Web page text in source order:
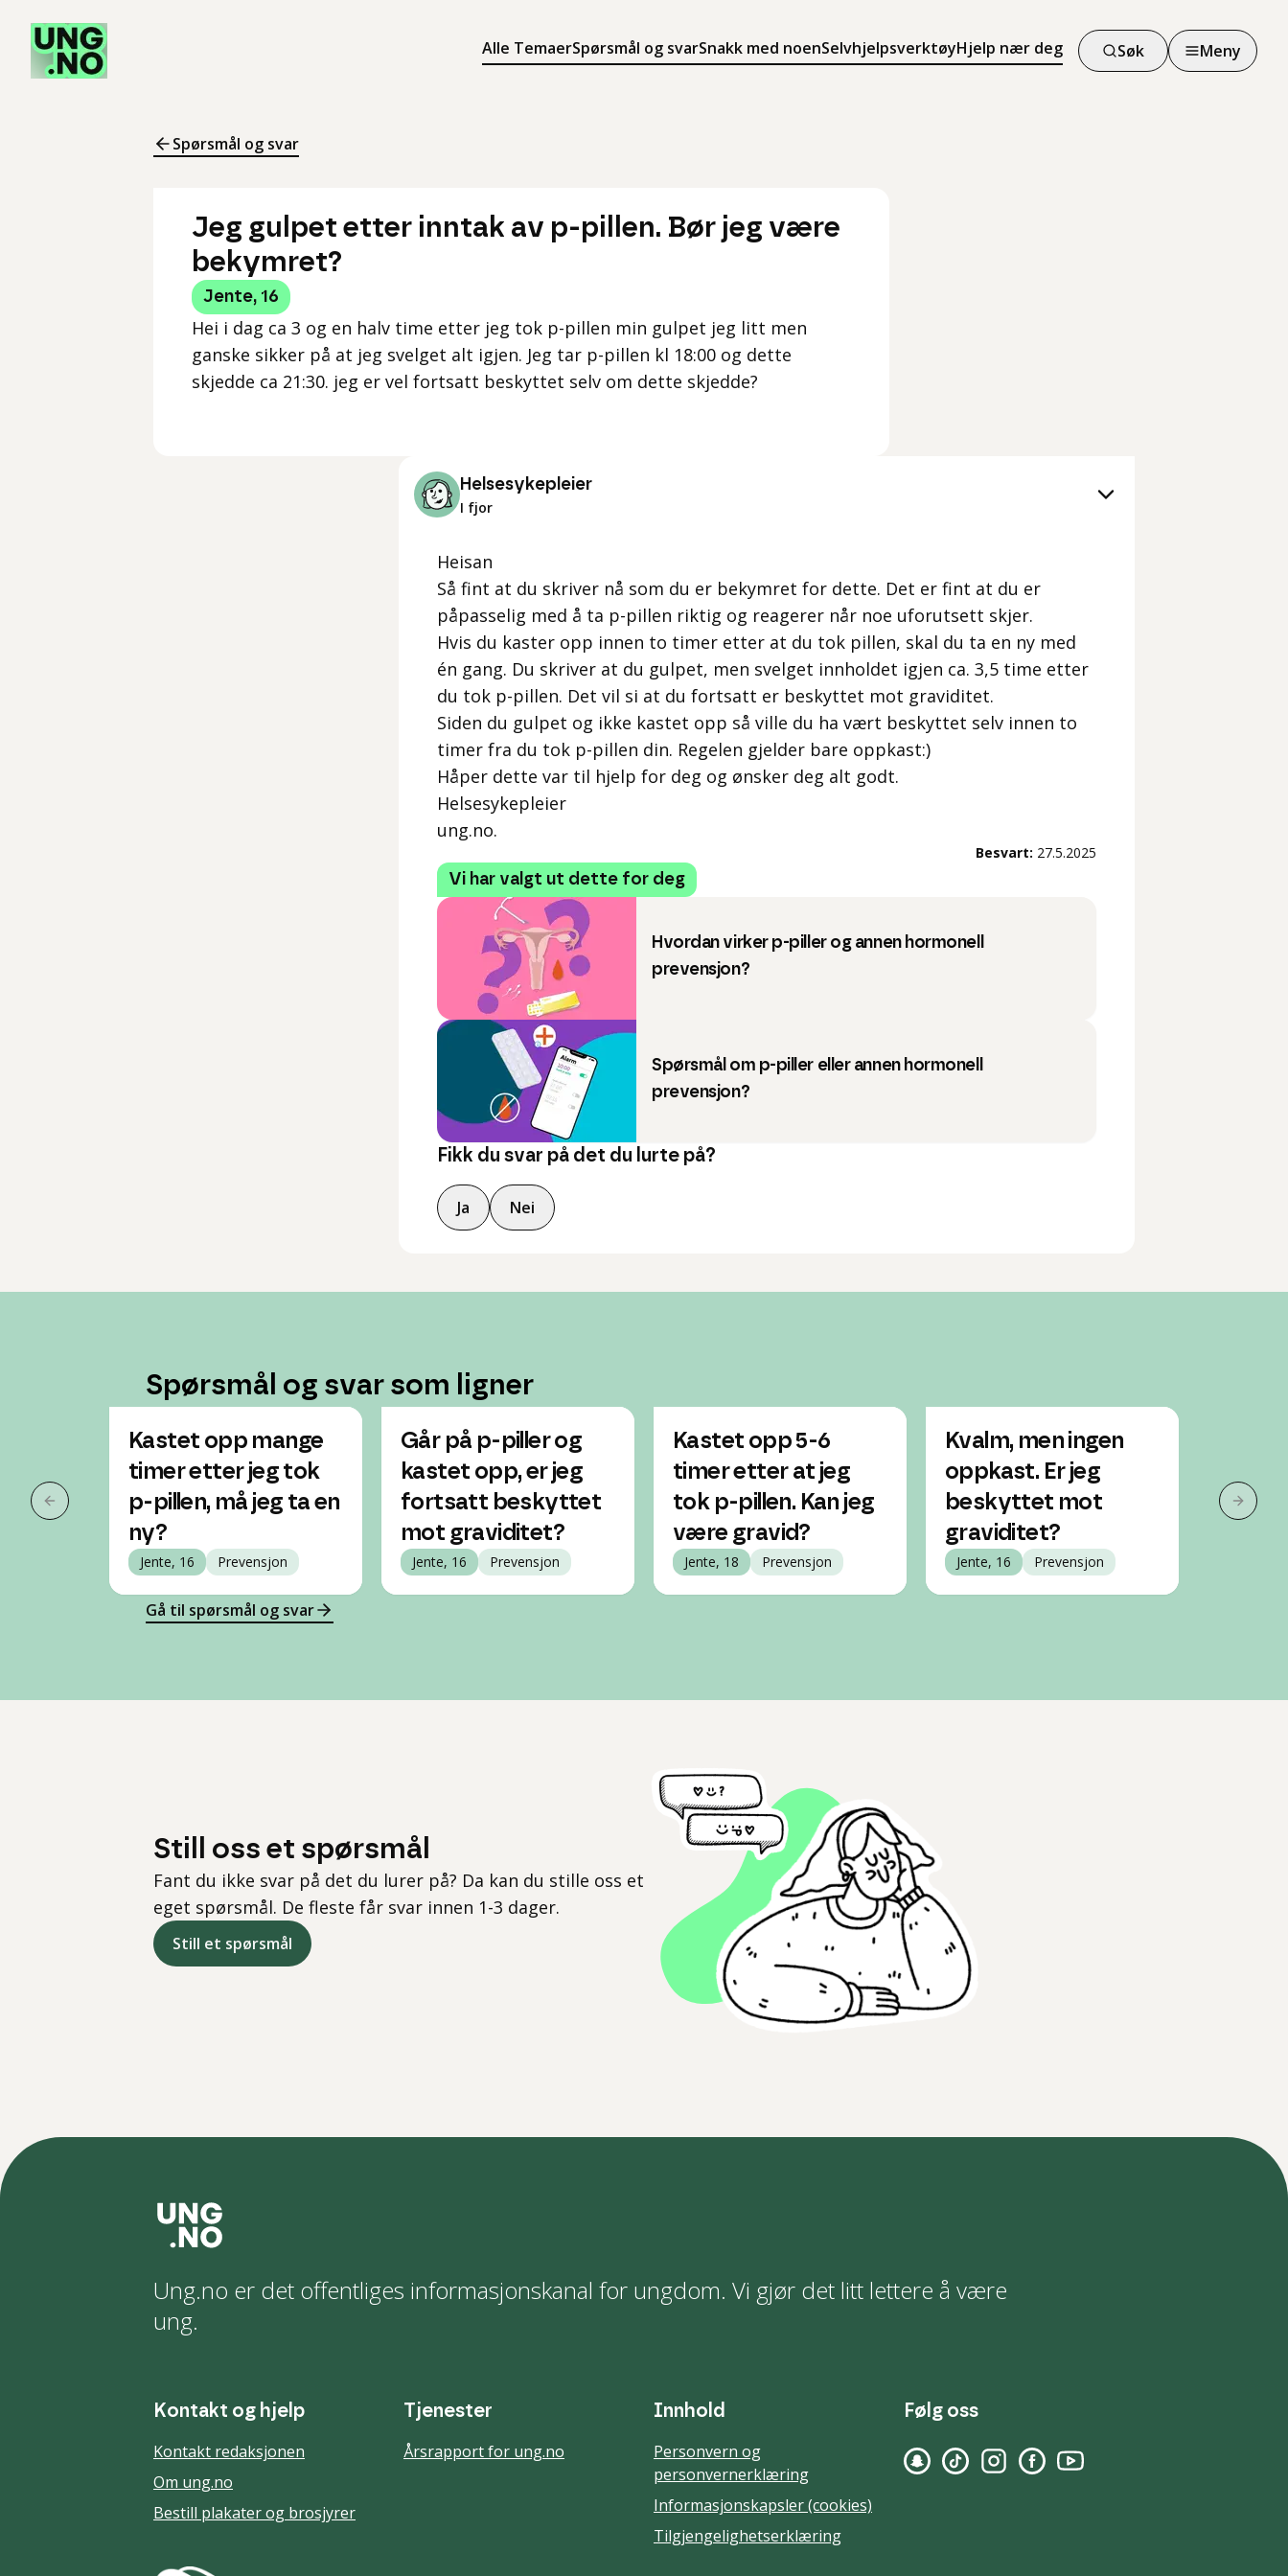
Alle TemaerSpørsmål og svarSnakk med noenSelvhjelpsverktøyHjelp nær deg
Søk
Søk
Meny
Meny
Spørsmål og svar
Jeg gulpet etter inntak av p-pillen. Bør jeg være
bekymret?
Jente, 16
Hei i dag ca 3 og en halv time etter jeg tok p-pillen min gulpet jeg litt men
ganske sikker på at jeg svelget alt igjen. Jeg tar p-pillen kl 18:00 og dette
skjedde ca 21:30. jeg er vel fortsatt beskyttet selv om dette skjedde?
Helsesykepleier
I fjor
Heisan
Så fint at du skriver nå som du er bekymret for dette. Det er fint at du er
påpasselig med å ta p-pillen riktig og reagerer når noe uforutsett skjer.
Hvis du kaster opp innen to timer etter at du tok pillen, skal du ta en ny med
én gang. Du skriver at du gulpet, men svelget innholdet igjen ca. 3,5 time etter
du tok p-pillen. Det vil si at du fortsatt er beskyttet mot graviditet.
Siden du gulpet og ikke kastet opp så ville du ha vært beskyttet selv innen to
timer fra du tok p-pillen din. Regelen gjelder bare oppkast:)
Håper dette var til hjelp for deg og ønsker deg alt godt.
Helsesykepleier
ung.no.
Besvart: 27.5.2025
Vi har valgt ut dette for deg
Hvordan virker p-piller og annen hormonell
prevensjon?
Spørsmål om p-piller eller annen hormonell
prevensjon?
Fikk du svar på det du lurte på?
Ja Nei
Spørsmål og svar som ligner
Forrige slide
Kastet opp mange
timer etter jeg tok
p-pillen, må jeg ta en
ny?
Jente, 16 Prevensjon
Går på p-piller og
kastet opp, er jeg
fortsatt beskyttet
mot graviditet?
Jente, 16 Prevensjon
Kastet opp 5-6
timer etter at jeg
tok p-pillen. Kan jeg
være gravid?
Jente, 18 Prevensjon
Kvalm, men ingen
oppkast. Er jeg
beskyttet mot
graviditet?
Jente, 16 Prevensjon
Jente, 17
Neste
Gå til spørsmål og svar
Still oss et spørsmål
Fant du ikke svar på det du lurer på? Da kan du stille oss et
eget spørsmål. De fleste får svar innen 1-3 dager.
Still et spørsmål
Ung.no er det offentliges informasjonskanal for ungdom. Vi gjør det litt lettere å være
ung.
Kontakt og hjelp
Kontakt redaksjonen
Om ung.no
Bestill plakater og brosjyrer
Tjenester
Årsrapport for ung.no
Innhold
Personvern og
personvernerklæring
Informasjonskapsler (cookies)
Tilgjengelighetserklæring
Følg oss